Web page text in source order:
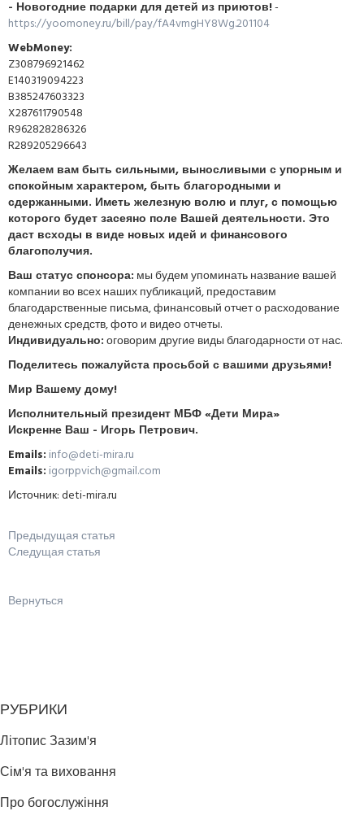
- Новогодние подарки для детей из приютов!-
https://yoomoney.ru/bill/pay/fA4vmgHY8Wg.201104
WebMoney:
Z308796921462
E140319094223
B385247603323
X287611790548
R962828286326
R289205296643
Желаем вам быть сильными, выносливыми с упорным и
спокойным характером, быть благородными и
сдержанными. Иметь железную волю и плуг, с помощью
которого будет засеяно поле Вашей деятельности. Это
даст всходы в виде новых идей и финансового
благополучия.
Ваш статус спонсора: мы будем упоминать название вашей
компании во всех наших публикаций, предоставим
благодарственные письма, финансовый отчет о расходование
денежных средств, фото и видео отчеты.
Индивидуально:оговорим другие виды благодарности от нас.
Поделитесь пожалуйста просьбой с вашими друзьями!
Мир Вашему дому!
Исполнительный президент МБФ «Дети Мира»
Искренне Ваш - Игорь Петрович.
Emails: info@deti-mira.ru
Emails: igorppvich@gmail.com
Источник: deti-mira.ru
Предыдущая статья
Следущая статья
Вернуться
РУБРИКИ
Літопис Зазим'я
Сім'я та виховання
Про богослужіння